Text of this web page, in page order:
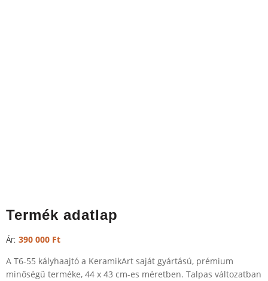
Termék adatlap
390 000 Ft
A T6-55 kályhaajtó a KeramikArt saját gyártású, prémium
minőségű terméke, 44 x 43 cm-es méretben. Talpas változatban